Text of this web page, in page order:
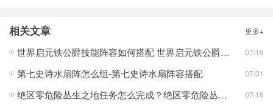
相关文章 更多+
世界启元铁公爵技能阵容如何搭配 世界启元铁公爵技能阵容搭配合集 07/16
第七史诗水扇阵怎么组-第七史诗水扇阵容搭配 07/31
绝区零危险丛生之地任务怎么完成？绝区零危险丛生之地任务完成攻略 07/16